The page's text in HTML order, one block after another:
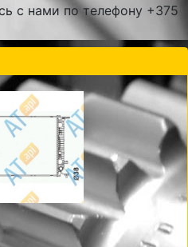
с нами по телефону +375